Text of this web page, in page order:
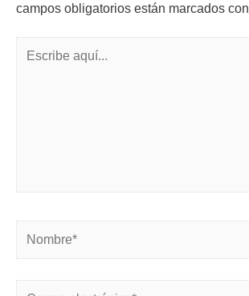
campos obligatorios están marcados con